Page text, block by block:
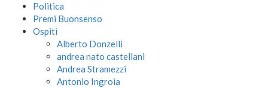
Politica
Premi Buonsenso
Ospiti
Alberto Donzelli
andrea nato castellani
Andrea Stramezzi
Antonio Ingroia